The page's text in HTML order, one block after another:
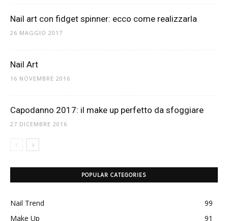
Nail art con fidget spinner: ecco come realizzarla
26 MAGGIO 2017
Nail Art
16 NOVEMBRE 2016
Capodanno 2017: il make up perfetto da sfoggiare
27 DICEMBRE 2016
POPULAR CATEGORIES
Nail Trend
99
Make Up
91